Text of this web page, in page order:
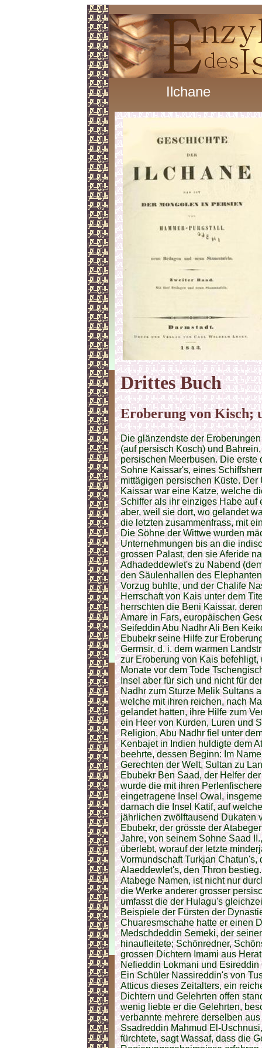
Ilchane
DrittesBuch
Eroberung von Kisch;
Die glänzendste der
(auf persisch Kosch) und
persischen Meerbusen. Die erste
Sohne Kaissar's, eines
mittägigen persischen Küste.
Kaissar war eine Katze, welche
Schiffer als ihr einziges Habe auf
aber, weil sie dort, wo gelandet
die letzten zusammenfrass, mit
Die Söhne der Wittwe wurden
Unternehmungen bis an die
grossen Palast, den sie Aferide
Adhadeddewlet's zu Nabend
den Säulenhallen des
Vorzug buhlte, und der Chalife
Herrschaft von Kais unter dem
herrschten die Beni Kaissar,
Amare in Fars, europäischen
Seifeddin Abu Nadhr Ali Ben
Ebubekr seine Hilfe zur
Germsir, d. i. dem warmen
zur Eroberung von Kais
Monate vor dem Tode
Insel aber für sich und nicht für
Nadhr zum Sturze Melik Sultans
welche mit ihren reichen, nach
gelandet hatten, ihre Hilfe zum
ein Heer von Kurden, Luren und
Religion, Abu Nadhr fiel unter
Kenbajet in Indien huldigte dem
beehrte, dessen Beginn: Im
Gerechten der Welt, Sultan zu
Ebubekr Ben Saad, der Helfer
wurde die mit ihren
eingetragene Insel Owal,
darnach die Insel Katif, auf
jährlichen zwölftausend Dukaten
Ebubekr, der grösste der
Jahre, von seinem Sohne Saad
überlebt, worauf der letzte
Vormundschaft Turkjan
Alaeddewlet's, den Thron
Atabege Namen, ist nicht nur
die Werke anderer grosser
umfasst die der Hulagu's
Beispiele der Fürsten der
Chuaresmschahe hatte er einen
Medschdeddin Semeki, der
hinaufleitete; Schönredner,
grossen Dichtern Imami aus
Nefieddin Lokmani und
Ein Schüler Nassireddin's von
Atticus dieses Zeitalters, ein
Dichtern und Gelehrten offen
wenig liebte er die Gelehrten,
verbannte mehrere derselben
Ssadreddin Mahmud El-
fürchtete, sagt Wassaf, dass die